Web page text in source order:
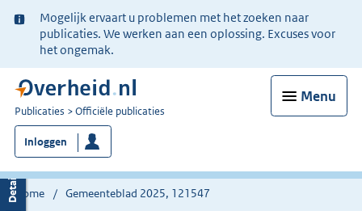
Ter
informatie:
Mogelijk ervaart u problemen met het zoeken naar
publicaties. We werken aan een oplossing. Excuses voor
het ongemak.
Menu
U
bent
nu
hier:
Publicaties Officiële publicaties
Inloggen
Home Gemeenteblad 2025, 121547